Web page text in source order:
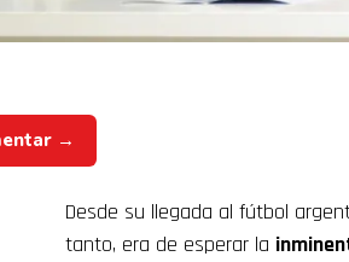
→
Desde su llegada al fútbol
tanto, era de esperar la